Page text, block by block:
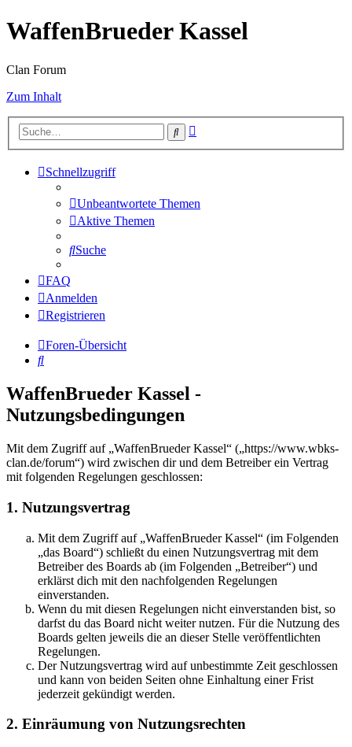
WaffenBrueder Kassel
Clan Forum
Zum Inhalt
Suche
Schnellzugriff
Unbeantwortete Themen
Aktive Themen
Suche
FAQ
Anmelden
Registrieren
Foren-Übersicht
Suche
WaffenBrueder Kassel -
Nutzungsbedingungen
Mit dem Zugriff auf „WaffenBrueder Kassel“ („https://www.wbks-
clan.de/forum“) wird zwischen dir und dem Betreiber ein Vertrag
mit folgenden Regelungen geschlossen:
1. Nutzungsvertrag
Mit dem Zugriff auf „WaffenBrueder Kassel“ (im Folgenden
„das Board“) schließt du einen Nutzungsvertrag mit dem
Betreiber des Boards ab (im Folgenden „Betreiber“) und
erklärst dich mit den nachfolgenden Regelungen
einverstanden.
Wenn du mit diesen Regelungen nicht einverstanden bist, so
darfst du das Board nicht weiter nutzen. Für die Nutzung des
Boards gelten jeweils die an dieser Stelle veröffentlichten
Regelungen.
Der Nutzungsvertrag wird auf unbestimmte Zeit geschlossen
und kann von beiden Seiten ohne Einhaltung einer Frist
jederzeit gekündigt werden.
2. Einräumung von Nutzungsrechten